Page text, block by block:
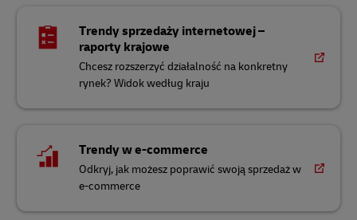
Trendy sprzedaży internetowej –
raporty krajowe
Chcesz rozszerzyć działalność na konkretny
rynek? Widok według kraju
Trendy w e-commerce
Odkryj, jak możesz poprawić swoją sprzedaż w
e-commerce